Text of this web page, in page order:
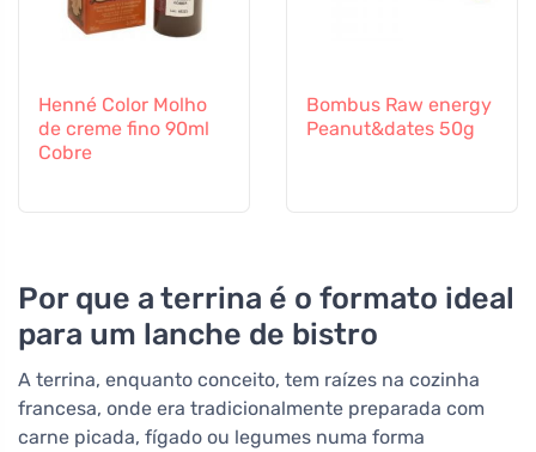
Henné Color Molho
de creme fino 90ml
Cobre
Bombus Raw energy
Peanut&dates 50g
Por que a terrina é o formato ideal
para um lanche de bistro
A terrina, enquanto conceito, tem raízes na cozinha
francesa, onde era tradicionalmente preparada com
carne picada, fígado ou legumes numa forma